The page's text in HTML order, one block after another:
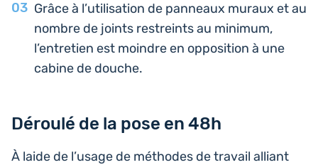
Grâce à l’uti­li­sa­tion de pan­neaux muraux et au
nombre de joints res­treints au minimum,
l’entre­tien est moindre en oppo­si­tion à une
cabine de douche.
Déroulé de la pose en 48h
À laide de l’usage de méthodes de travail alliant